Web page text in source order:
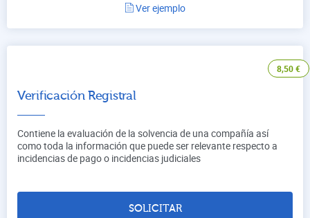
Ver ejemplo
8,50€
Verificación Registral
Contiene la evaluación de la solvencia de una compañía así
como toda la información que puede ser relevante respecto a
incidencias de pago o incidencias judiciales
SOLICITAR